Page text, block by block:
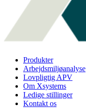
Produkter
Arbejdsmiljøanalyse
Lovpligtig APV
Om Xsystems
Ledige stillinger
Kontakt os